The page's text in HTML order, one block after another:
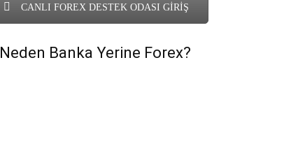
CANLI FOREX DESTEK ODASI GİRİŞ
Neden Banka Yerine Forex?